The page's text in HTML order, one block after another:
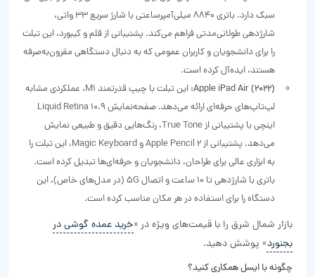
سبک دارد. باتری 8840 میلی‌آمپرساعتی با شارژ سریع 33 واتی،
شارژدهی طولانی‌مدتی فراهم می‌کند. پشتیبانی از قلم و کیبورد، این تبلت
را برای دانشجویان و کاربران عمومی که به دنبال دستگاهی مقرون‌به‌صرفه
هستند، ایده‌آل کرده است.
Apple iPad Air (2022):
این تبلت با چیپ قدرتمند M1، عملکردی مشابه
لپ‌تاپ‌های حرفه‌ای ارائه می‌دهد. صفحه‌نمایش Liquid Retina 10.9
اینچی با پشتیبانی از True Tone، رنگ‌هایی دقیق و طبیعی نمایش
می‌دهد. پشتیبانی از Apple Pencil 2 و Magic Keyboard، این تبلت را
به ابزاری عالی برای طراحان، دانشجویان و حرفه‌ای‌ها تبدیل کرده است.
باتری با شارژدهی تا 10 ساعت و اتصال 5G (در مدل‌های خاص)، این
دستگاه را برای استفاده در هر مکان مناسب کرده است.
بازار شمال شرق را با قیمت‌های ویژه در «خرید عمده گوشی در
بجنورد» پوشش دهید.
چگونه با ایسل همکاری کنید؟